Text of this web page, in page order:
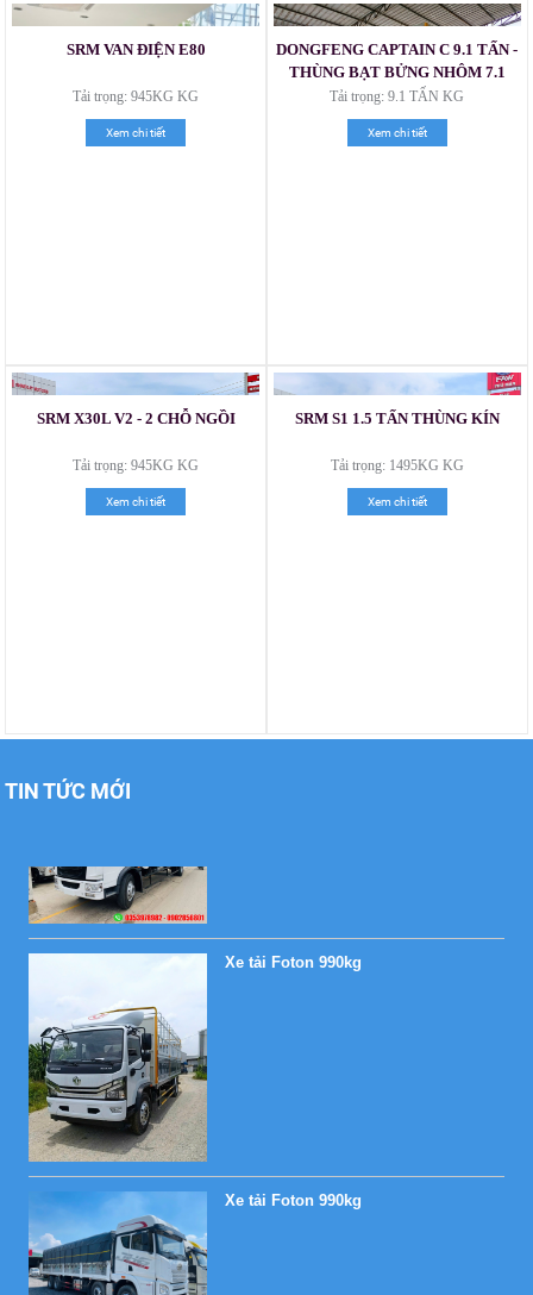
SRM VAN ĐIỆN E80
Tải trọng: 945KG KG
Xem chi tiết
DONGFENG CAPTAIN C 9.1 TẤN -
THÙNG BẠT BỬNG NHÔM 7.1
MÉT
Tải trọng: 9.1 TẤN KG
Xem chi tiết
SRM X30L V2 - 2 CHỖ NGỒI
Tải trọng: 945KG KG
Xem chi tiết
SRM S1 1.5 TẤN THÙNG KÍN
Tải trọng: 1495KG KG
Xem chi tiết
TIN TỨC MỚI